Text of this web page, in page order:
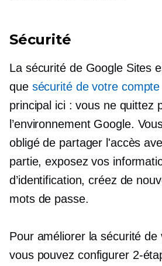
Sécurité
La sécurité de Google Sites
que sécurité de votre
principal ici : vous ne quittez
l’environnement Google.
obligé de partager l'accès
partie, exposez vos
d’identification, créez de
mots de passe.
Pour améliorer la sécurité de
vous pouvez configurer 2-